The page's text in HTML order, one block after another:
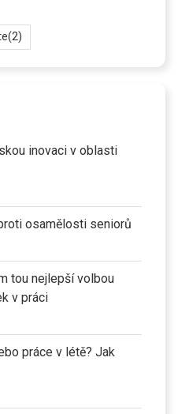
(2)
inovaci v oblasti
osamělosti seniorů
tou nejlepší volbou
v práci
práce v létě? Jak